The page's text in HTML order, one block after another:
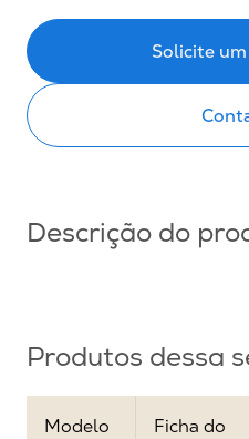
Solicite
Descrição do
Produtos dessa
Modelo
Ficha do